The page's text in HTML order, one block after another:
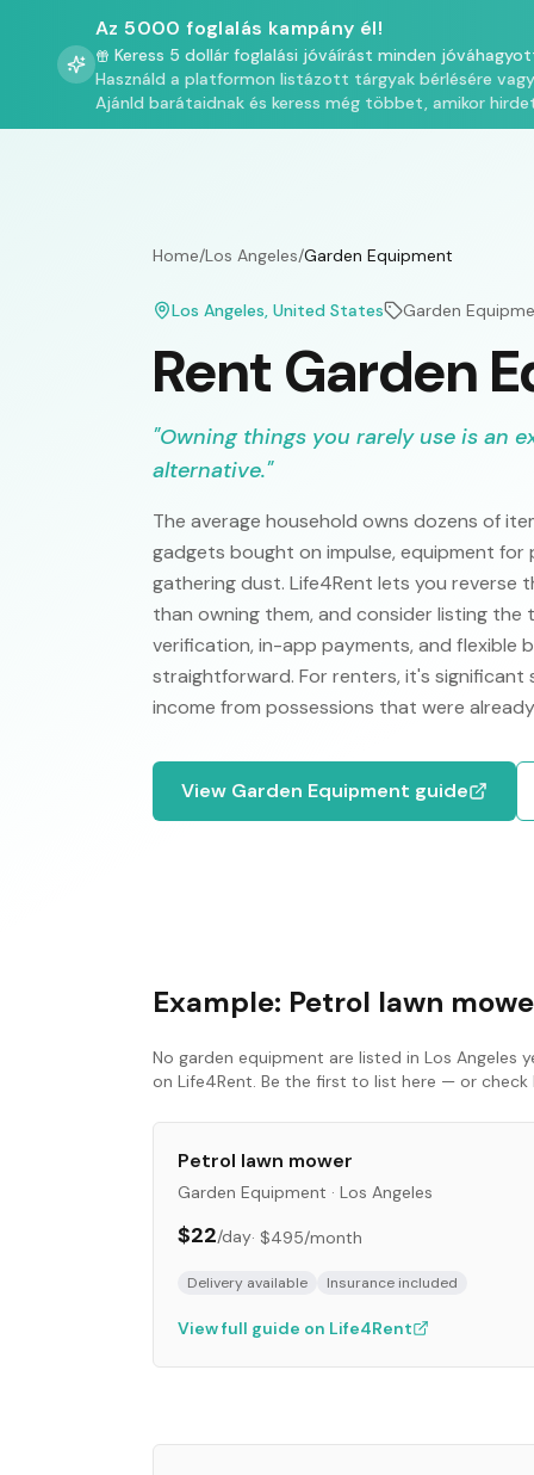
Az 5000 foglalás kampány él!
Keress 5 dollár foglalási jóváírást minden
Használd a platformon listázott tárgyak bérlésére
Ajánld barátaidnak és keress még többet, amikor
Home/Los Angeles/Garden Equipment
Los Angeles, United States Garden
Rent Garden
"Owning things you rarely use is an
alternative."
The average household owns dozens of
gadgets bought on impulse, equipment
gathering dust. Life4Rent lets you reverse
than owning them, and consider listing
verification, in-app payments, and flexible
straightforward. For renters, it's significant
income from possessions that were
View Garden Equipment guide
Example: Petrol lawn
No garden equipment are listed in Los Angeles
on Life4Rent. Be the first to list here — or
Petrol lawn mower
Garden Equipment · Los Angeles
$22/day· $495/month
Delivery available Insurance included
View full guide on Life4Rent